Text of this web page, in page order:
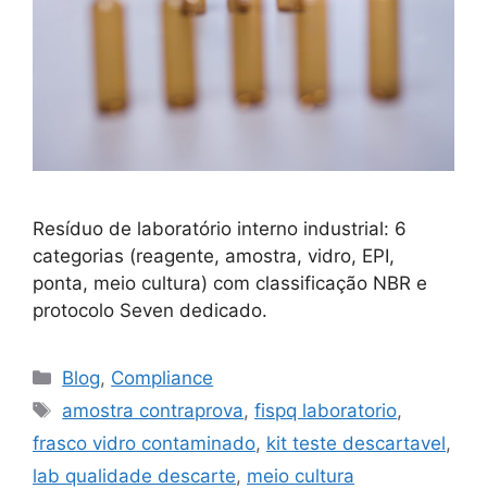
Resíduo de laboratório interno industrial: 6
categorias (reagente, amostra, vidro, EPI,
ponta, meio cultura) com classificação NBR e
protocolo Seven dedicado.
Blog, Compliance
amostra contraprova,fispq laboratorio,
frasco vidro contaminado, kit teste descartavel,
lab qualidade descarte, meio cultura